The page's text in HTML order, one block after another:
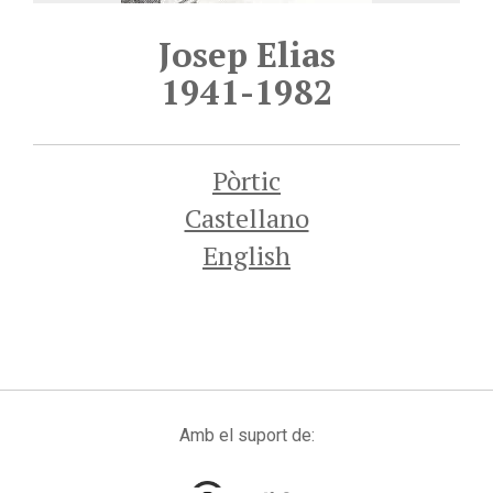
Josep Elias
1941-1982
Pòrtic
Castellano
English
Amb el suport de: